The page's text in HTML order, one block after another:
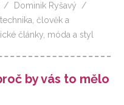
Dominik Ryšavý
,člověk a
články, móda a styl
by vás to mělo